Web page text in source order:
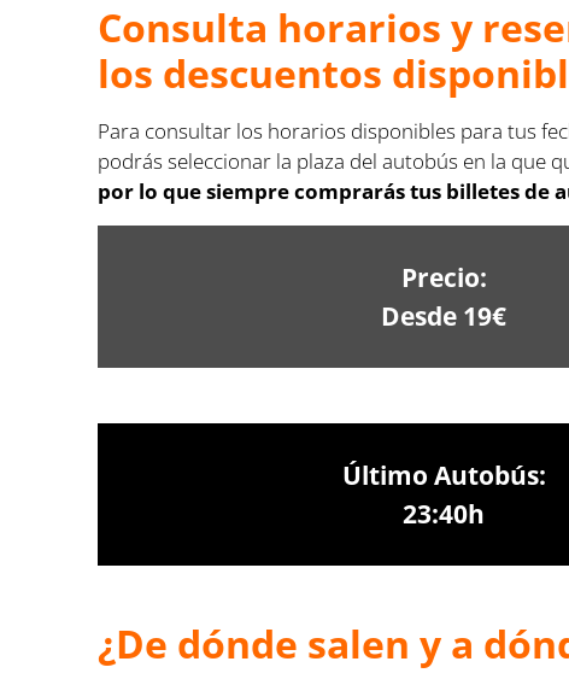
Consulta horarios y
los descuentos
Para consultar los horarios disponibles para tus
podrás seleccionar la plaza del autobús en la que
por lo que siempre comprarás tus billetes de
Precio:
Desde 19€
Último Autobús:
23:40h
¿De dónde salen y a